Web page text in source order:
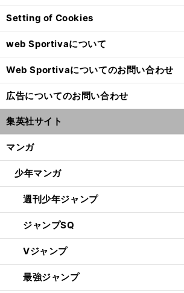
Setting of Cookies
web Sportivaについて
Web Sportivaについてのお問い合わせ
広告についてのお問い合わせ
集英社サイト
マンガ
少年マンガ
週刊少年ジャンプ
ジャンプSQ
Vジャンプ
最強ジャンプ